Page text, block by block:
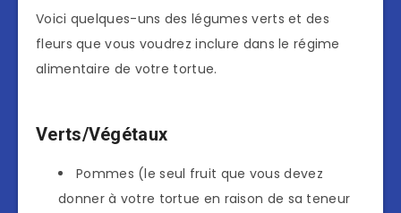
Voici quelques-uns des légumes verts et des
fleurs que vous voudrez inclure dans le régime
alimentaire de votre tortue.
Verts/Végétaux
Pommes (le seul fruit que vous devez
donner à votre tortue en raison de sa teneur